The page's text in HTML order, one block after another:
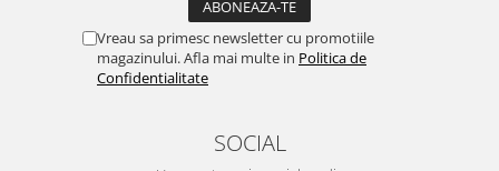
Vreau sa primesc newsletter cu promotiile
magazinului. Afla mai multe in Politica de
Confidentialitate
SOCIAL